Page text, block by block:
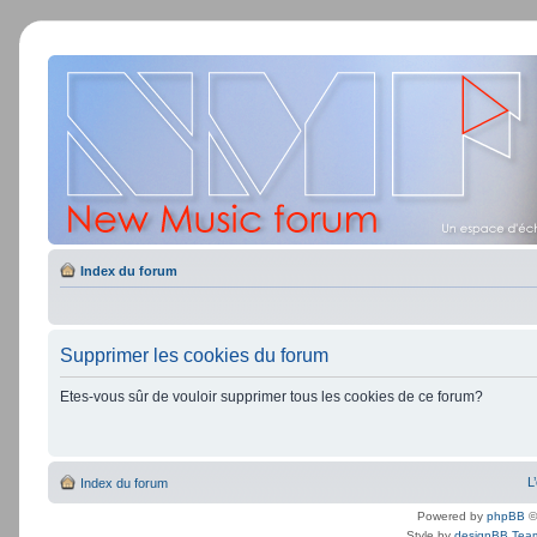
Index du forum
Supprimer les cookies du forum
Etes-vous sûr de vouloir supprimer tous les cookies de ce forum?
Index du forum
Powered by phpBB